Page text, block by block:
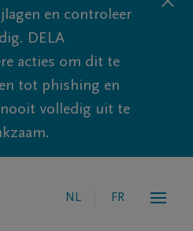
en controleer
DELA
acties om dit te
tot phishing en
volledig uit te
NL FR